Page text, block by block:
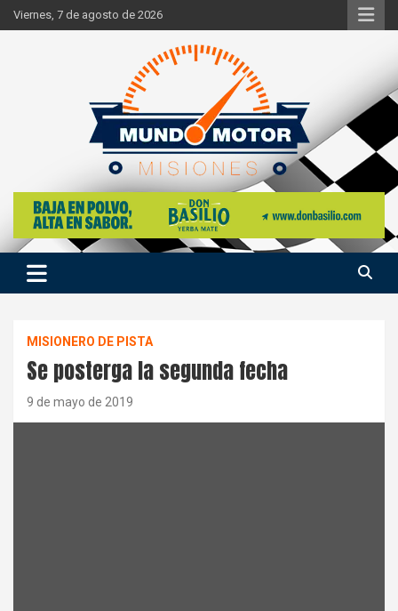
Skip
to
Viernes, 7 de agosto de 2026
Mundo Motor Misiones
Si hay ruido de motores ahí estaremos
MISIONERO DE PISTA
Se posterga la segunda fecha
9 de mayo de 2019